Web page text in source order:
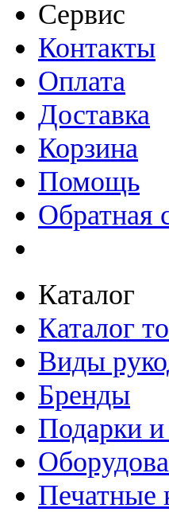
Сервис
Контакты
Оплата
Доставка
Корзина
Помощь
Обратная
Каталог
Каталог
Виды
Бренды
Подарки и
Печатные